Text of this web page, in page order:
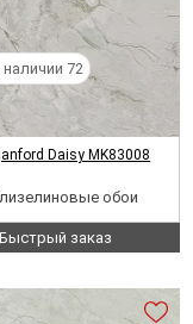
Daisy MK83008
обои
Быстрый заказ
наличии 72